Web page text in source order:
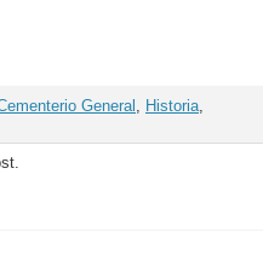
General Historia